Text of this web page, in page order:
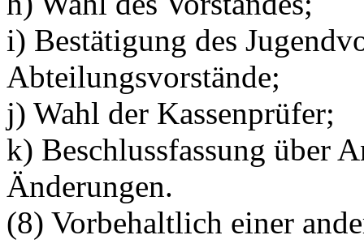
i) Bestätigung des
Abteilungsvorstände;
j) Wahl der Kassenprüfer;
k) Beschlussfassung über
Änderungen.
(8) Vorbehaltlich einer